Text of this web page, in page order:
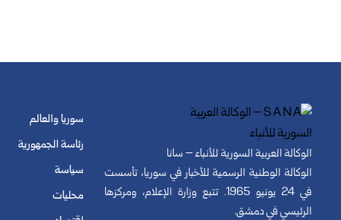
الوكالة العربية السورية للأنباء – سانا
الوكالة الوطنية الرسمية للأخبار في سوريا، تأسست
في 24 يونيو 1965. تتبع وزارة الإعلام، ومركزها
الرئيسي في دمشق.
سوريا والعالم
رئاسة الجمهورية
سياسة
محليات